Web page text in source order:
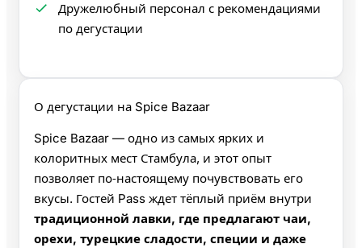
Дружелюбный персонал с рекомендациями
по дегустации
О дегустации на Spice Bazaar
Spice Bazaar — одно из самых ярких и
колоритных мест Стамбула, и этот опыт
позволяет по‑настоящему почувствовать его
вкусы. Гостей Pass ждет тёплый приём внутри
традиционной лавки, где предлагают чаи,
орехи, турецкие сладости, специи и даже